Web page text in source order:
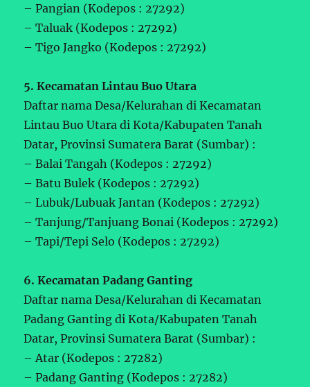
– Pangian (Kodepos : 27292)
– Taluak (Kodepos : 27292)
– Tigo Jangko (Kodepos : 27292)
5. Kecamatan Lintau Buo Utara
Daftar nama Desa/Kelurahan di Kecamatan
Lintau Buo Utara di Kota/Kabupaten Tanah
Datar, Provinsi Sumatera Barat (Sumbar) :
– Balai Tangah (Kodepos : 27292)
– Batu Bulek (Kodepos : 27292)
– Lubuk/Lubuak Jantan (Kodepos : 27292)
– Tanjung/Tanjuang Bonai (Kodepos : 27292)
– Tapi/Tepi Selo (Kodepos : 27292)
6. Kecamatan Padang Ganting
Daftar nama Desa/Kelurahan di Kecamatan
Padang Ganting di Kota/Kabupaten Tanah
Datar, Provinsi Sumatera Barat (Sumbar) :
– Atar (Kodepos : 27282)
– Padang Ganting (Kodepos : 27282)